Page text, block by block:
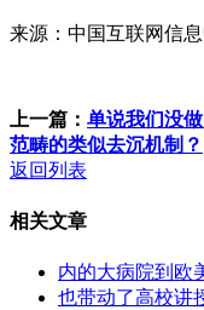
来源：中国互联网信
上一篇： 单说我们没
范畴的类似去沉机制？
返回列表
相关文章
内的大病院到欧
也带动了高校讲